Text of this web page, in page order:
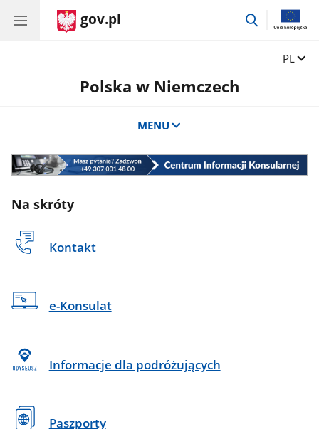
gov.pl
przejdź
Zmień
PL
Polska w Niemczech
MENU
Centrum
Informacji
Na skróty
Kontakt
e-Konsulat
Informacje dla podróżujących
Paszporty